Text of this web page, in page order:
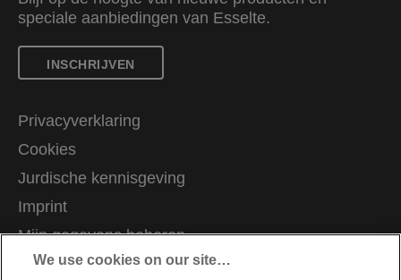
speciale aanbiedingen van Esselte.
INSCHRIJVEN
Privacyverklaring
Cookies
Jurdische kennisgeving
Imprint
Mijn gegevens beheren
Klantenservice
We use cookies on our site…